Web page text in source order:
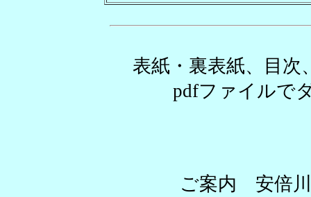
表紙・裏表紙、目次
pdfファイルで
ご案内 安倍